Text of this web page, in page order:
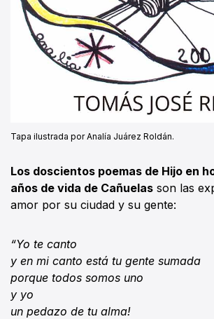
Tapa ilustrada por Analía Juárez Roldán.
Los doscientos poemas de Hijo en
años de vida de Cañuelas son las
amor por su ciudad y su gente:
“Yo te canto
y en mi canto está tu gente sumada
porque todos somos uno
y yo
un pedazo de tu alma!